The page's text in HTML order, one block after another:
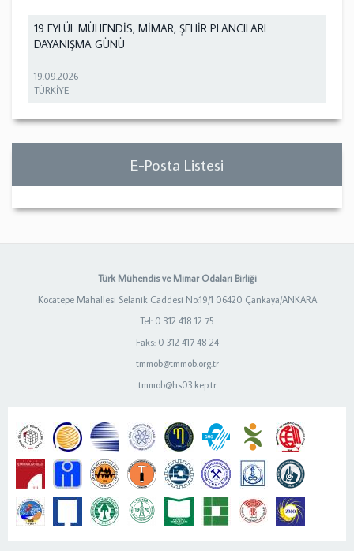
19 EYLÜL MÜHENDİS, MİMAR, ŞEHİR PLANCILARI
DAYANIŞMA GÜNÜ
19.09.2026
TÜRKİYE
E-Posta Listesi
Türk Mühendis ve Mimar Odaları Birliği
Kocatepe Mahallesi Selanik Caddesi No:19/1 06420 Çankaya/ANKARA
Tel: 0 312 418 12 75
Faks: 0 312 417 48 24
tmmob@tmmob.org.tr
tmmob@hs03.kep.tr